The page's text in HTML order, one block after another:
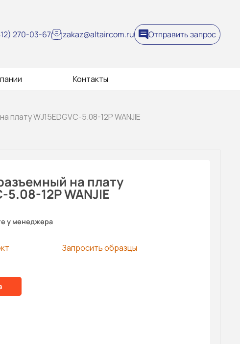
270-03-67 zakaz@altaircom.ru Отправить запрос
Контакты
плату WJ15EDGVC-5.08-12P WANJIE
на плату
5.08-12P WANJIE
у менеджера
Запросить образцы